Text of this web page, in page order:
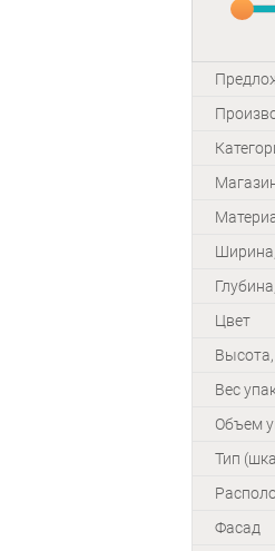
Цвет
Вес
Объем
Тип
Фасад